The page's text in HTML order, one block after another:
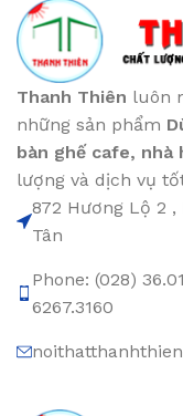
Thanh Thiên luôn
những sản phẩm
bàn ghế cafe, nhà
lượng và dịch vụ
872 Hương Lộ 2 ,
Tân
Phone: (028)
6267.3160